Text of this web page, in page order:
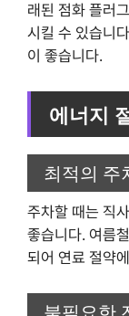
래된 점화 플러
시킬 수 있습니
이 좋습니다.
에너지
최적의 주
주차할 때는 직
좋습니다. 여름
되어 연료 절약